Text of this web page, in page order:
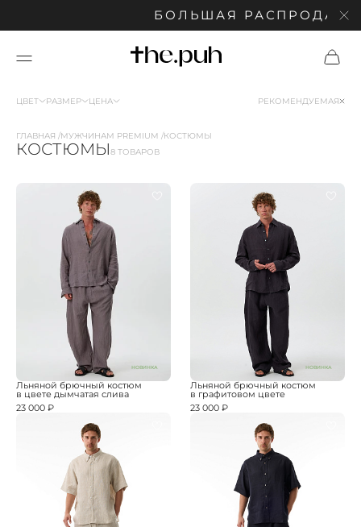
БОЛЬШАЯ РАСПРОДАЖА:
ЦВЕТ РАЗМЕР ЦЕНА РЕКОМЕНДУЕМАЯ
ГЛАВНАЯ МУЖЧИНАМ PREMIUM КОСТЮМЫ
КОСТЮМЫ8 ТОВАРОВ
НОВИНКА
Льняной брючный костюм
в цвете дымчатая слива
23 000 ₽
НОВИНКА
Льняной брючный костюм
в графитовом цвете
23 000 ₽